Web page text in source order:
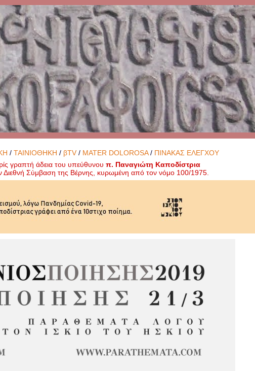
/ΤΑΙΝΙΟΘΗΚΗ / βTV / MATER DOLOROSA/ ΠΙΝΑΚΑΣ ΕΛΕΓΧΟΥ
γραπτή άδεια του υπεύθυνουπ. Παναγιώτη Καποδίστρια
Διεθνή Σύμβαση της Βέρνης, κυρωμένη από τον νόμο 100/1975.